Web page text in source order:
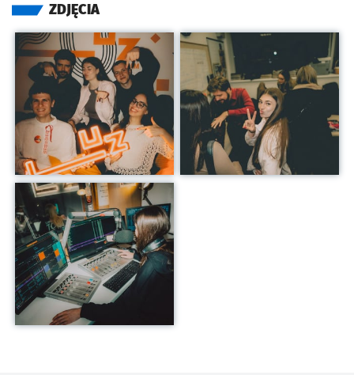
ZDJĘCIA
Kliknij, aby powiększyć Kliknij, aby powiększyć
Kliknij, aby powiększyć